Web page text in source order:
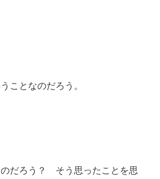
ことなのだろう。
だろう？ そう思ったことを思